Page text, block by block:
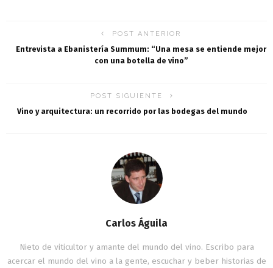
POST ANTERIOR
Entrevista a Ebanistería Summum: “Una mesa se entiende mejor
con una botella de vino”
POST SIGUIENTE
Vino y arquitectura: un recorrido por las bodegas del mundo
Carlos Águila
Nieto de viticultor y amante del mundo del vino. Escribo para
acercar el mundo del vino a la gente, escuchar y beber historias de